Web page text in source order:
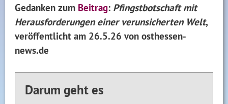
Gedanken zum Beitrag: Pfingstbotschaft mit
Herausforderungen einer verunsicherten Welt,
veröffentlicht am 26.5.26 von osthessen-
news.de
Darum geht es